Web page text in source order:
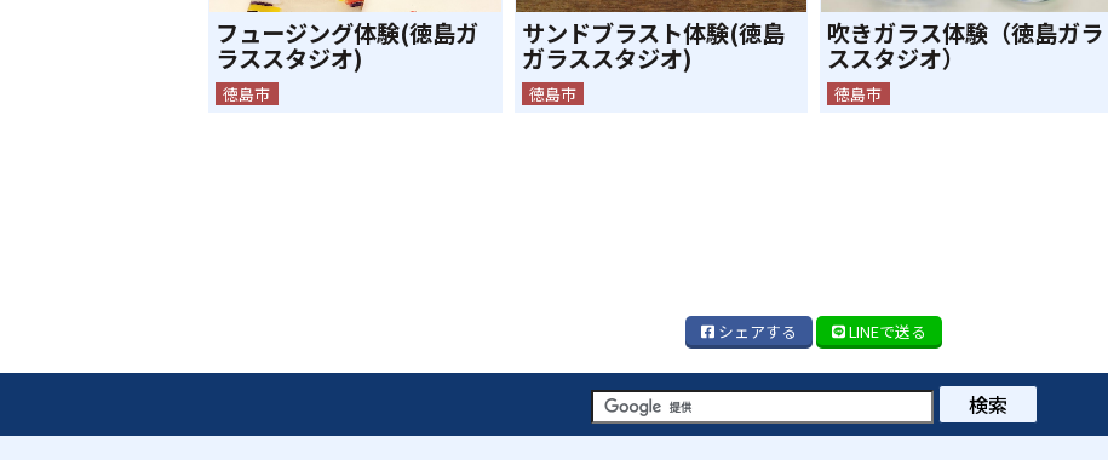
フュージング体験(徳島ガ
ラススタジオ)
徳島市
サンドブラスト体験(徳島
ガラススタジオ)
徳島市
吹きガラス体験（徳島ガラ
ススタジオ）
徳島市
シェアする LINEで送る
検索